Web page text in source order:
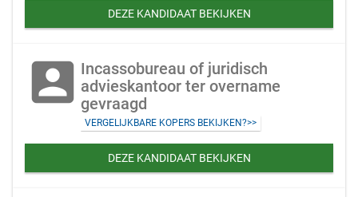
DEZE KANDIDAAT BEKIJKEN
account_box Incassobureau of juridisch
advieskantoor ter overname
gevraagd
VERGELIJKBARE KOPERS BEKIJKEN?>>
DEZE KANDIDAAT BEKIJKEN